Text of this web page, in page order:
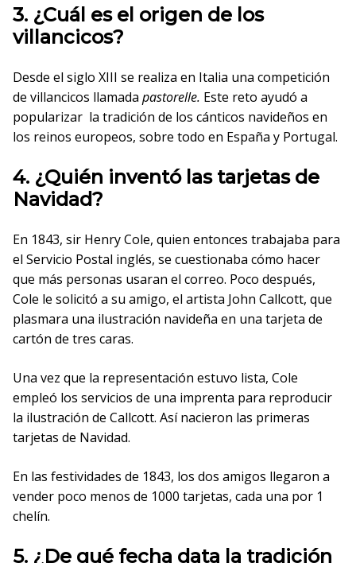
3. ¿Cuál es el origen de los
villancicos?
Desde el siglo XIII se realiza en Italia una competición
de villancicos llamada pastorelle. Este reto ayudó a
popularizar la tradición de los cánticos navideños en
los reinos europeos, sobre todo en España y Portugal.
4. ¿Quién inventó las tarjetas de
Navidad?
En 1843, sir Henry Cole, quien entonces trabajaba para
el Servicio Postal inglés, se cuestionaba cómo hacer
que más personas usaran el correo. Poco después,
Cole le solicitó a su amigo, el artista John Callcott, que
plasmara una ilustración navideña en una tarjeta de
cartón de tres caras.
Una vez que la representación estuvo lista, Cole
empleó los servicios de una imprenta para reproducir
la ilustración de Callcott. Así nacieron las primeras
tarjetas de Navidad.
En las festividades de 1843, los dos amigos llegaron a
vender poco menos de 1000 tarjetas, cada una por 1
chelín.
5. ¿De qué fecha data la tradición